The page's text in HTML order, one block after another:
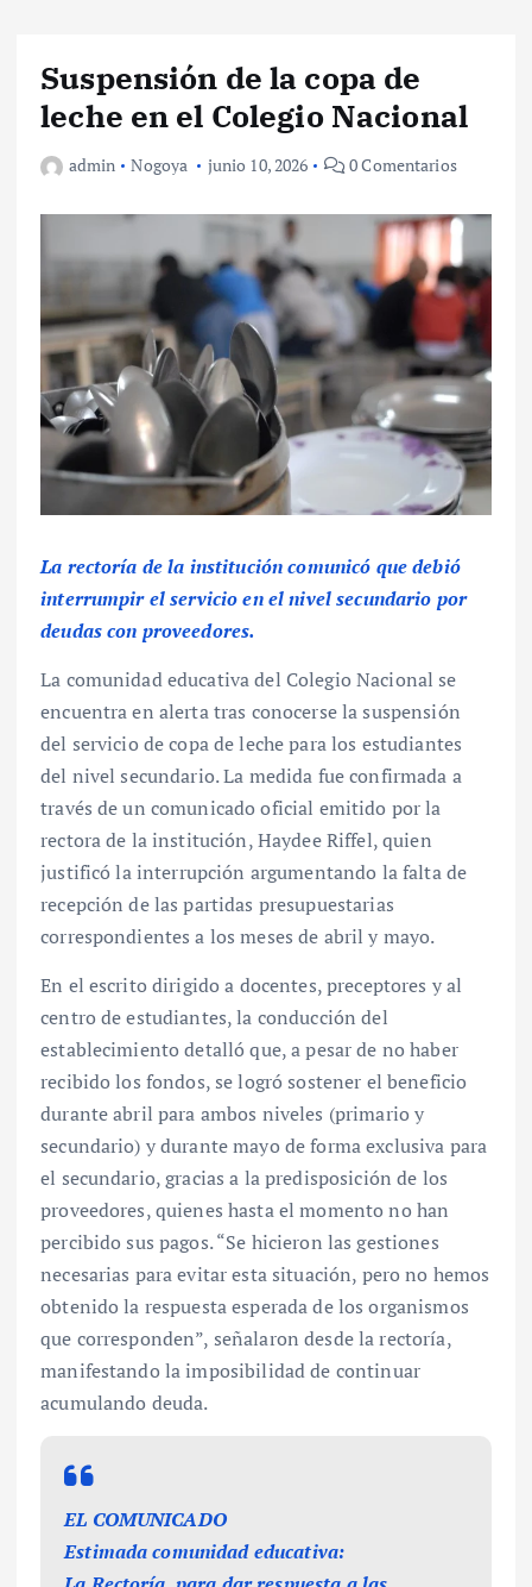
Suspensión de la copa de
leche en el Colegio Nacional
admin Nogoya junio 10, 2026 0 Comentarios
La rectoría de la institución comunicó que debió
interrumpir el servicio en el nivel secundario por
deudas con proveedores.
La comunidad educativa del Colegio Nacional se
encuentra en alerta tras conocerse la suspensión
del servicio de copa de leche para los estudiantes
del nivel secundario. La medida fue confirmada a
través de un comunicado oficial emitido por la
rectora de la institución, Haydee Riffel, quien
justificó la interrupción argumentando la falta de
recepción de las partidas presupuestarias
correspondientes a los meses de abril y mayo.
En el escrito dirigido a docentes, preceptores y al
centro de estudiantes, la conducción del
establecimiento detalló que, a pesar de no haber
recibido los fondos, se logró sostener el beneficio
durante abril para ambos niveles (primario y
secundario) y durante mayo de forma exclusiva para
el secundario, gracias a la predisposición de los
proveedores, quienes hasta el momento no han
percibido sus pagos. “Se hicieron las gestiones
necesarias para evitar esta situación, pero no hemos
obtenido la respuesta esperada de los organismos
que corresponden”, señalaron desde la rectoría,
manifestando la imposibilidad de continuar
acumulando deuda.
EL COMUNICADO
Estimada comunidad educativa: